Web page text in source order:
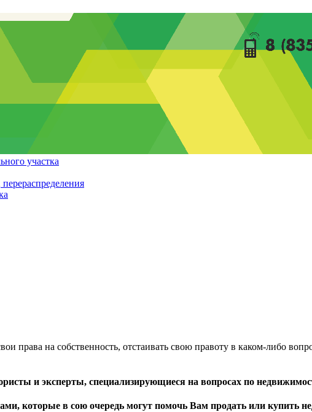
участка
права на собственность, отстаивать свою правоту в каком-либо
и эксперты, специализирующиеся на вопросах по
которые в сою очередь могут помочь Вам продать или купить